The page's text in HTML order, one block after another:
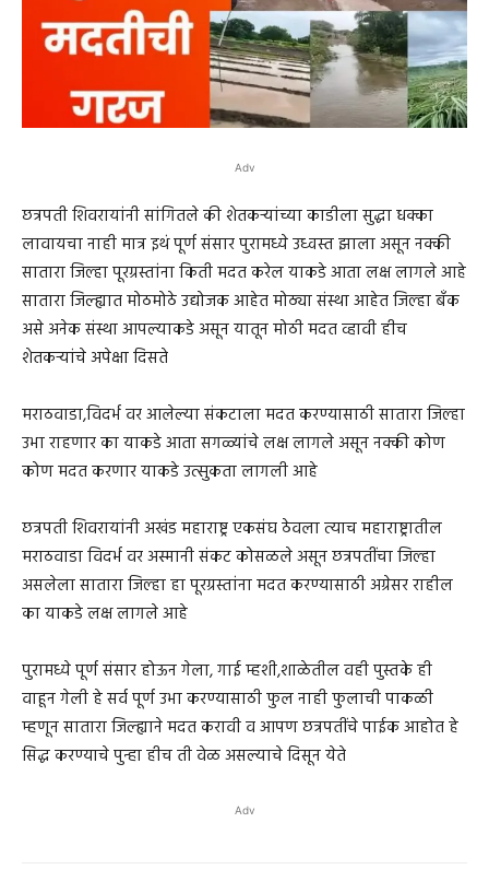
Adv
छत्रपती शिवरायांनी सांगितले की शेतकऱ्यांच्या काडीला सुद्धा धक्का
लावायचा नाही मात्र इथं पूर्ण संसार पुरामध्ये उध्वस्त झाला असून नक्की
सातारा जिल्हा पूरग्रस्तांना किती मदत करेल याकडे आता लक्ष लागले आहे
सातारा जिल्ह्यात मोठमोठे उद्योजक आहेत मोठ्या संस्था आहेत जिल्हा बँक
असे अनेक संस्था आपल्याकडे असून यातून मोठी मदत व्हावी हीच
शेतकऱ्यांचे अपेक्षा दिसते
मराठवाडा,विदर्भ वर आलेल्या संकटाला मदत करण्यासाठी सातारा जिल्हा
उभा राहणार का याकडे आता सगळ्यांचे लक्ष लागले असून नक्की कोण
कोण मदत करणार याकडे उत्सुकता लागली आहे
छत्रपती शिवरायांनी अखंड महाराष्ट्र एकसंघ ठेवला त्याच महाराष्ट्रातील
मराठवाडा विदर्भ वर अस्मानी संकट कोसळले असून छत्रपतींचा जिल्हा
असलेला सातारा जिल्हा हा पूरग्रस्तांना मदत करण्यासाठी अग्रेसर राहील
का याकडे लक्ष लागले आहे
पुरामध्ये पूर्ण संसार होऊन गेला, गाई म्हशी,शाळेतील वही पुस्तके ही
वाहून गेली हे सर्व पूर्ण उभा करण्यासाठी फुल नाही फुलाची पाकळी
म्हणून सातारा जिल्ह्याने मदत करावी व आपण छत्रपतींचे पाईक आहोत हे
सिद्ध करण्याचे पुन्हा हीच ती वेळ असल्याचे दिसून येते
Adv